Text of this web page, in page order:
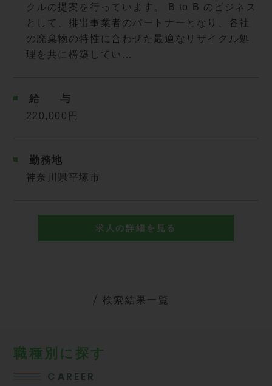
クルの提案を行っています。 B to B のビジネス
として、排出事業者のパートナーとなり、各社
の廃棄物の特性に合わせた最適なリサイクル処
理を共に構築してい…
給 与
220,000円
勤務地
神奈川県平塚市
求人の詳細を見る
検索結果一覧
職種別に探す
CAREER